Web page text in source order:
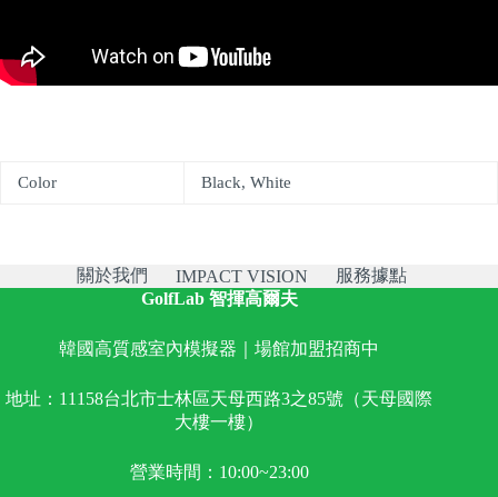
Color Black, White
關於我們 IMPACT VISION
服務據點
GolfLab 智揮高爾夫
韓國高質感室內模擬器｜場館加盟招商中
地址：11158台北市士林區天母西路3之85號（天母國際
大樓一樓）
營業時間：10:00~23:00